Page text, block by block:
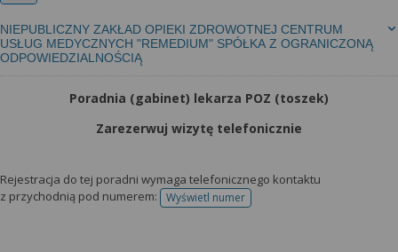
NIEPUBLICZNY ZAKŁAD OPIEKI ZDROWOTNEJ CENTRUM
USŁUG MEDYCZNYCH "REMEDIUM" SPÓŁKA Z OGRANICZONĄ
ODPOWIEDZIALNOŚCIĄ
Poradnia (gabinet) lekarza POZ (toszek)
Zarezerwuj wizytę telefonicznie
Rejestracja do tej poradni wymaga telefonicznego kontaktu
z przychodnią pod numerem:
Wyświetl numertelefonu do rejestracji